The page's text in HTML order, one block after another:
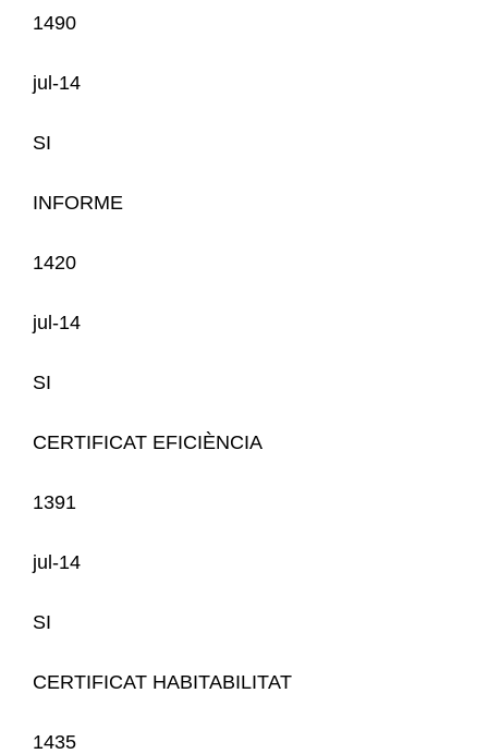
1490
jul-14
SI
INFORME
1420
jul-14
SI
CERTIFICAT EFICIÈNCIA
1391
jul-14
SI
CERTIFICAT HABITABILITAT
1435